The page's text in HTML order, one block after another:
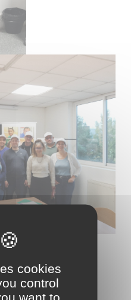
:
cookies
control
want to